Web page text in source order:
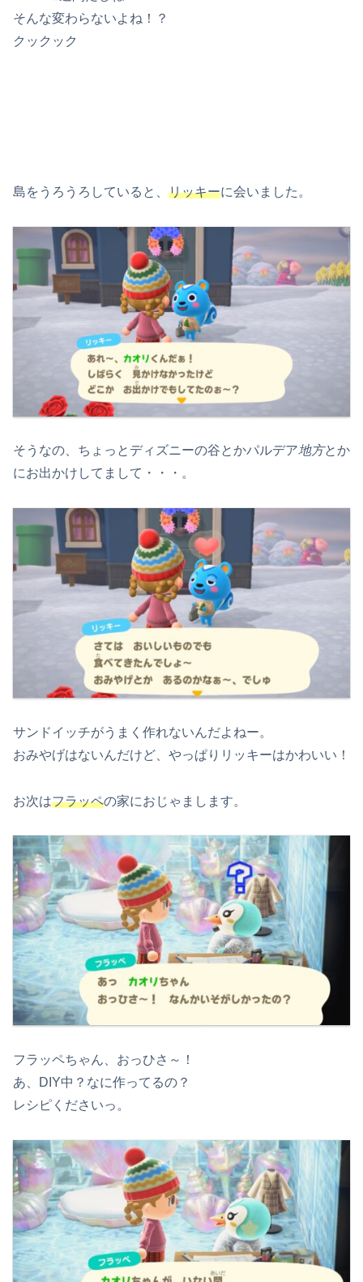
そんな変わらないよね！？
クックック
島をうろうろしていると、 リッキーに会いました。
そうなの、ちょっとディズニーの谷とかパルデア地方とか
にお出かけしてまして・・・。
サンドイッチがうまく作れないんだよねー。
おみやげはないんだけど、やっぱりリッキーはかわいい！
お次はフラッペの家におじゃまします。
フラッペちゃん、おっひさ～！
あ、DIY中？なに作ってるの？
レシピくださいっ。